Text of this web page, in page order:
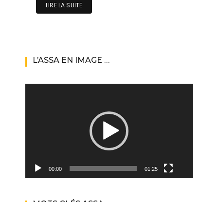
LIRE LA SUITE
L’ASSA EN IMAGE …
00:00 01:25